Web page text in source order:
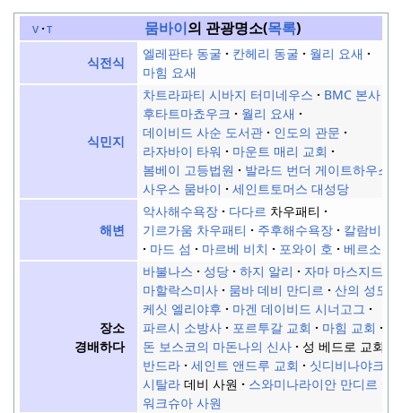
v t 뭄바이의 관광명소(목록)
식전식
엘레판타 동굴 칸헤리 동굴
월리 요새
마힘 요새
식민지
차트라파티 시바지 터미네우스
BMC 본사
후타트마쵸우크
월리 요새
데이비드 사순 도서관
인도의 관문
라자바이 타워
마운트 매리 교회
봄베이 고등법원
발라드 번더 게이트하우스
사우스 뭄바이
세인트토머스 대성당
해변
악사해수욕장 다다르 차우패티
기르가움 차우패티
주후해수욕장
칼람비치
마드 섬
마르베 비치 포와이 호 베르소바
장소
경배하다
바불나스 성당 하지 알리
자마 마스지드
마할락스미사
뭄바 데비 만디르
산의 성모
케싯 엘리야후
마겐 데이비드 시너고그
파르시 소방사
포르투갈 교회
마힘 교회
돈 보스코의 마돈나의 신사
성 베드로 교회,
반드라
세인트 앤드루 교회
싯디비나야크
시탈라데비 사원
스와미나라이안 만디르
워크슈아 사원